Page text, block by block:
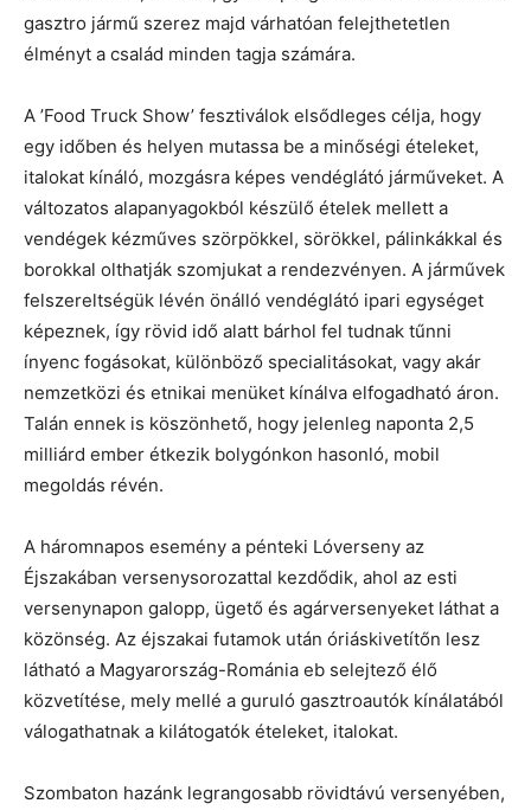
gasztro jármű szerez majd várhatóan felejthetetlen
élményt a család minden tagja számára.
A ’Food Truck Show’ fesztiválok elsődleges célja, hogy
egy időben és helyen mutassa be a minőségi ételeket,
italokat kínáló, mozgásra képes vendéglátó járműveket. A
változatos alapanyagokból készülő ételek mellett a
vendégek kézműves szörpökkel, sörökkel, pálinkákkal és
borokkal olthatják szomjukat a rendezvényen. A járművek
felszereltségük lévén önálló vendéglátó ipari egységet
képeznek, így rövid idő alatt bárhol fel tudnak tűnni
ínyenc fogásokat, különböző specialitásokat, vagy akár
nemzetközi és etnikai menüket kínálva elfogadható áron.
Talán ennek is köszönhető, hogy jelenleg naponta 2,5
milliárd ember étkezik bolygónkon hasonló, mobil
megoldás révén.
A háromnapos esemény a pénteki Lóverseny az
Éjszakában versenysorozattal kezdődik, ahol az esti
versenynapon galopp, ügető és agárversenyeket láthat a
közönség. Az éjszakai futamok után óriáskivetítőn lesz
látható a Magyarország-Románia eb selejtező élő
közvetítése, mely mellé a guruló gasztroautók kínálatából
válogathatnak a kilátogatók ételeket, italokat.
Szombaton hazánk legrangosabb rövidtávú versenyében,